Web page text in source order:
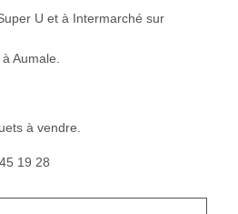
U et à Intermarché sur
Aumale.
à vendre.
19 28